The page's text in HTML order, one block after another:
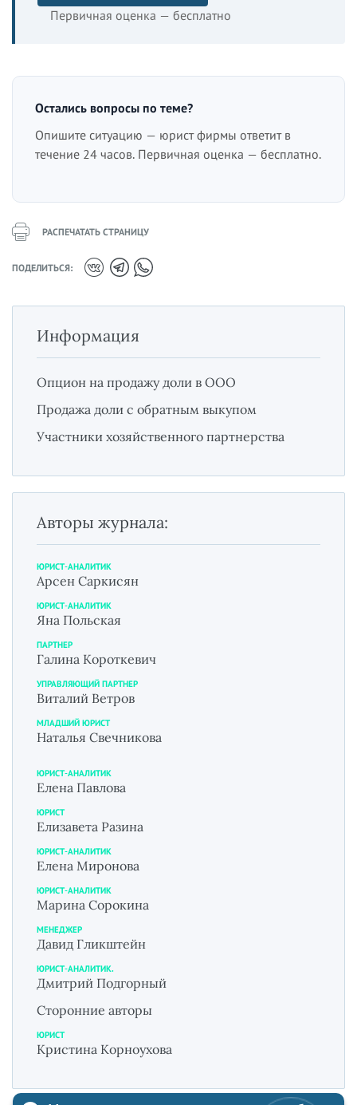
Первичная оценка — бесплатно
Остались вопросы по теме?
Опишите ситуацию — юрист фирмы ответит в
течение 24 часов. Первичная оценка — бесплатно.
РАСПЕЧАТАТЬ СТРАНИЦУ
ПОДЕЛИТЬСЯ:
Информация
Опцион на продажу доли в ООО
Продажа доли с обратным выкупом
Участники хозяйственного партнерства
Авторы журнала:
ЮРИСТ-АНАЛИТИК
Арсен Саркисян
ЮРИСТ-АНАЛИТИК
Яна Польская
ПАРТНЕР
Галина Короткевич
УПРАВЛЯЮЩИЙ ПАРТНЕР
Виталий Ветров
МЛАДШИЙ ЮРИСТ
Наталья Свечникова
ЮРИСТ-АНАЛИТИК
Елена Павлова
ЮРИСТ
Елизавета Разина
ЮРИСТ-АНАЛИТИК
Елена Миронова
ЮРИСТ-АНАЛИТИК
Марина Сорокина
МЕНЕДЖЕР
Давид Гликштейн
ЮРИСТ-АНАЛИТИК.
Дмитрий Подгорный
Сторонние авторы
ЮРИСТ
Кристина Корноухова